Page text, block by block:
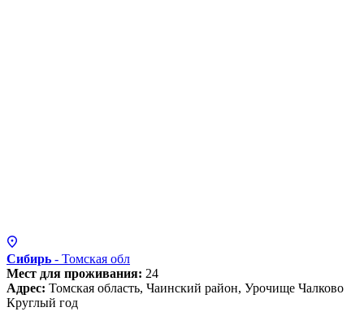
Сибирь - Томская обл
Мест для проживания: 24
Адрес: Томская область, Чаинский район, Урочище Чалково
Круглый год